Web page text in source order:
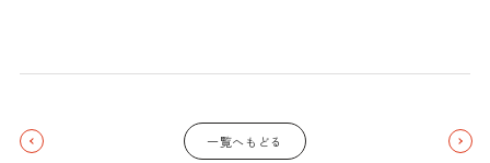
一覧へもどる